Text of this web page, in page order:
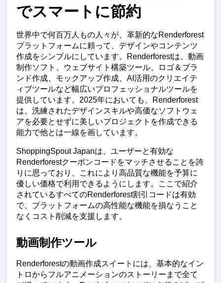
でスマートに節約
世界中で何百万人もの人々が、革新的なRenderforest
プラットフォームに頼って、デザインやコンテンツ
作成をシンプルにしています。Renderforestは、動画
制作ソフト、ウェブサイト構築ツール、ロゴ＆ブラ
ンド作成、モックアップ作成、AI活用のクリエイテ
ィブツールなど幅広いプロフェッショナルツールを
提供しています。2025年においても、Renderforest
は、洗練されたデザインスキルや高価なソフトウェ
アを必要とせずに美しいプロジェクトを作成できる
能力で他とは一線を画しています。
ShoppingSpout Japanは、ユーザーと有効な
Renderforestクーポンコードをマッチさせることを誇
りに思っており、これにより高品質な機能を予算に
優しい価格で利用できるようにします。ここで紹介
されているすべてのRenderforest割引コードは有効
で、プラットフォームの高性能な機能を損なうこと
なくコスト削減を支援します。
動画制作ツール
Renderforestの動画作成スイートには、基本的なイン
トロからフルアニメーションのストーリーまで全て